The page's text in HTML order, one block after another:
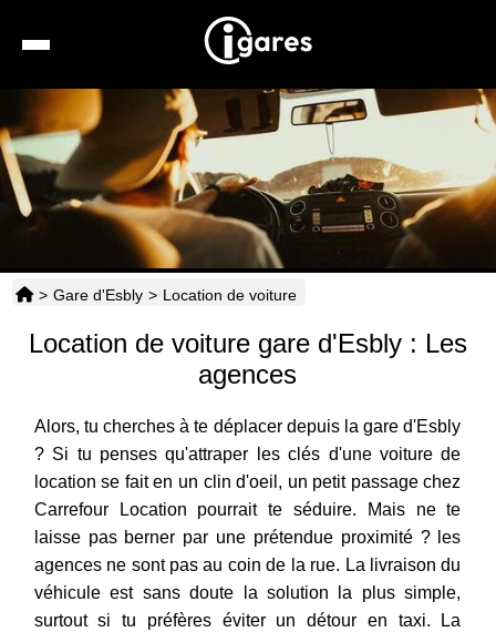
Recherche
Location de voiture
Hôtels
Taxis
Horaires
> Gare d'Esbly > Location de voiture
Location de voiture gare d'Esbly : Les
agences
Alors, tu cherches à te déplacer depuis la gare d'Esbly
? Si tu penses qu'attraper les clés d'une voiture de
location se fait en un clin d'oeil, un petit passage chez
Carrefour Location pourrait te séduire. Mais ne te
laisse pas berner par une prétendue proximité ? les
agences ne sont pas au coin de la rue. La livraison du
véhicule est sans doute la solution la plus simple,
surtout si tu préfères éviter un détour en taxi. La